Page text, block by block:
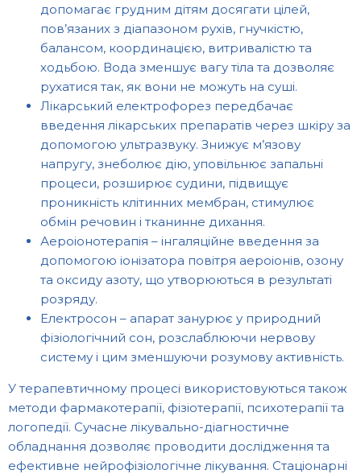
допомагає грудним дітям досягати цілей,
пов’язаних з діапазоном рухів, гнучкістю,
балансом, координацією, витривалістю та
ходьбою. Вода зменшує вагу тіла та дозволяє
рухатися так, як вони не можуть на суші.
Лікарський електрофорез передбачає
введення лікарських препаратів через шкіру за
допомогою ультразвуку. Знижує м’язову
напругу, знеболює дію, уповільнює запальні
процеси, розширює судини, підвищує
проникність клітинних мембран, стимулює
обмін речовин і тканинне дихання.
Аероіонотерапія – інгаляційне введення за
допомогою іонізатора повітря аероіонів, озону
та оксиду азоту, що утворюються в результаті
розряду.
Електросон – апарат занурює у природний
фізіологічний сон, розслаблюючи нервову
систему і цим зменшуючи розумову активність.
У терапевтичному процесі використовуються також
методи фармакотерапії, фізіотерапії, психотерапії та
логопедії. Сучасне лікувально-діагностичне
обладнання дозволяє проводити дослідження та
ефективне нейрофізіологічне лікування. Стаціонарні